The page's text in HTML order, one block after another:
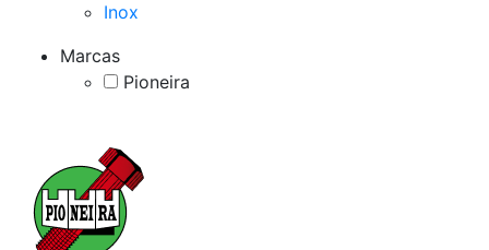
Inox
Marcas
Pioneira